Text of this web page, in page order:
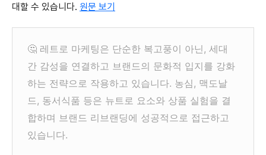
대할 수 있습니 다. 원문 보기
🤔 레트로 마케팅은 단순한 복고풍이 아닌, 세대
간 감성을 연결하고 브랜드의 문화적 입지를 강화
하는 전략으로 작용하고 있습니다. 농심, 맥도날
드, 동서식품 등은 뉴트로 요소와 상품 실험을 결
합하며 브랜드 리브랜딩에 성공적으로 접근하고
있습니다.